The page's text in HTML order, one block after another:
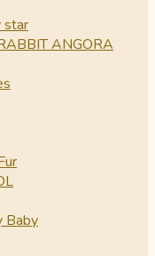
star
ANGORA
Baby